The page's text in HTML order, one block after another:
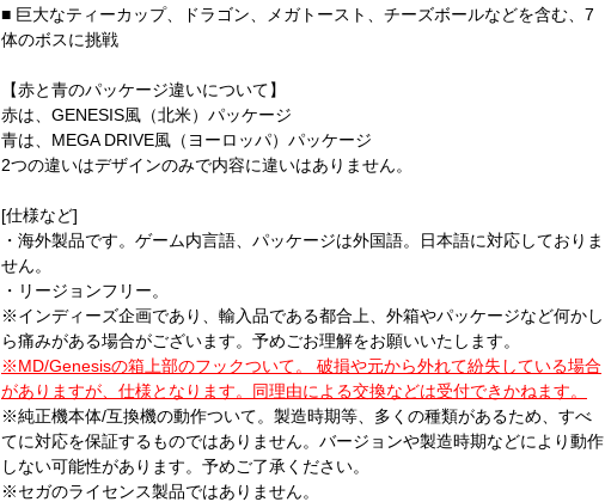
■ 巨大なティーカップ、ドラゴン、メガトースト、チーズボールなどを含む、7
体のボスに挑戦
【赤と青のパッケージ違いについて】
赤は、GENESIS風（北米）パッケージ
青は、MEGA DRIVE風（ヨーロッパ）パッケージ
2つの違いはデザインのみで内容に違いはありません。
[仕様など]
・海外製品です。ゲーム内言語、パッケージは外国語。日本語に対応しておりま
せん。
・リージョンフリー。
※インディーズ企画であり、輸入品である都合上、外箱やパッケージなど何かし
ら痛みがある場合がございます。予めごお理解をお願いいたします。
※MD/Genesisの箱上部のフックついて。 破損や元から外れて紛失している場合
がありますが、仕様となります。同理由による交換などは受付できかねます。
※純正機本体/互換機の動作ついて。製造時期等、多くの種類があるため、すべ
てに対応を保証するものではありません。バージョンや製造時期などにより動作
しない可能性があります。予めご了承ください。
※セガのライセンス製品ではありません。